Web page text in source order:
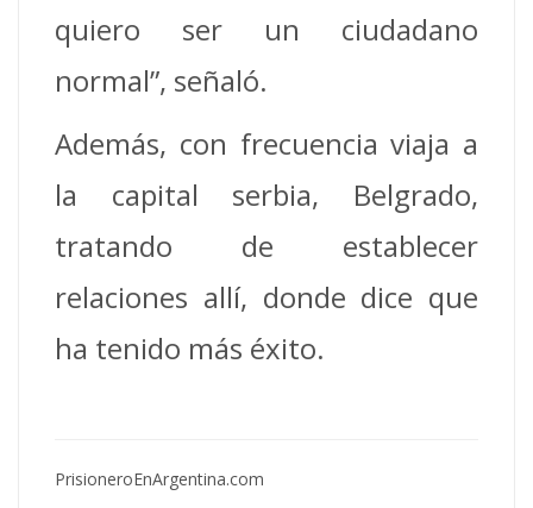
quiero ser un ciudadano
normal”, señaló.
Además, con frecuencia viaja a
la capital serbia, Belgrado,
tratando de establecer
relaciones allí, donde dice que
ha tenido más éxito.
PrisioneroEnArgentina.com